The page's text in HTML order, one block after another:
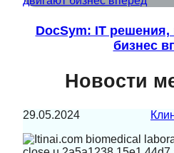
DocSym: IT
бизнес
Новости
29.05.2024